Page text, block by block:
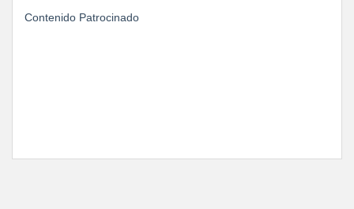
Contenido Patrocinado